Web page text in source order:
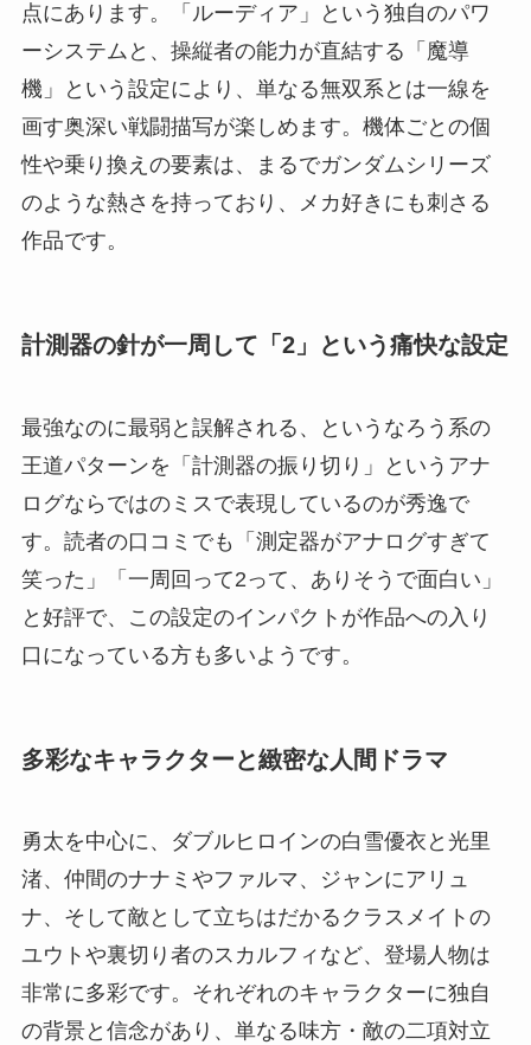
点にあります。「ルーディア」という独自のパワ
ーシステムと、操縦者の能力が直結する「魔導
機」という設定により、単なる無双系とは一線を
画す奥深い戦闘描写が楽しめます。機体ごとの個
性や乗り換えの要素は、まるでガンダムシリーズ
のような熱さを持っており、メカ好きにも刺さる
作品です。
計測器の針が一周して「2」という痛快な設定
最強なのに最弱と誤解される、というなろう系の
王道パターンを「計測器の振り切り」というアナ
ログならではのミスで表現しているのが秀逸で
す。読者の口コミでも「測定器がアナログすぎて
笑った」「一周回って2って、ありそうで面白い」
と好評で、この設定のインパクトが作品への入り
口になっている方も多いようです。
多彩なキャラクターと緻密な人間ドラマ
勇太を中心に、ダブルヒロインの白雪優衣と光里
渚、仲間のナナミやファルマ、ジャンにアリュ
ナ、そして敵として立ちはだかるクラスメイトの
ユウトや裏切り者のスカルフィなど、登場人物は
非常に多彩です。それぞれのキャラクターに独自
の背景と信念があり、単なる味方・敵の二項対立